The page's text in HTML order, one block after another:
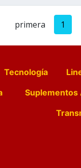
primera 1
Tecnología
Suplementos